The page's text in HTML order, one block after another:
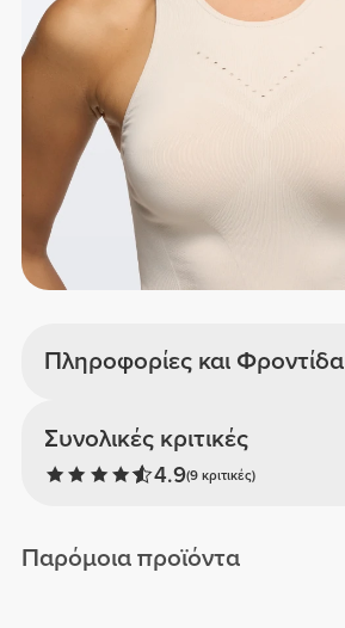
Πληροφορίες και Φροντίδα
Συνολικές κριτικές
4.9(9 κριτικές)
Παρόμοια προϊόντα